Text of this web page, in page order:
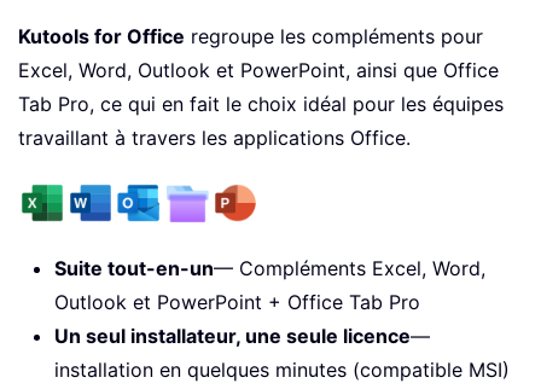
Kutools for Office regroupe les compléments pour
Excel, Word, Outlook et PowerPoint, ainsi que Office
Tab Pro, ce qui en fait le choix idéal pour les équipes
travaillant à travers les applications Office.
Suite tout-en-un— Compléments Excel, Word,
Outlook et PowerPoint + Office Tab Pro
Un seul installateur, une seule licence—
installation en quelques minutes (compatible MSI)